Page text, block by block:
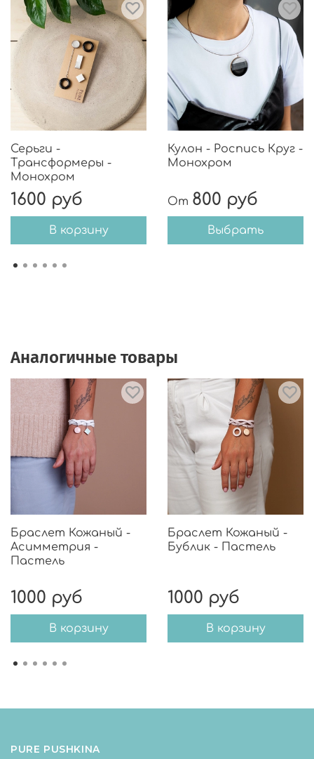
Серьги -
Трансформеры -
Монохром
1600 руб
В корзину
Кулон - Роспись Круг -
Монохром
От 800 руб
Выбрать
Аналогичные товары
Браслет Кожаный -
Асимметрия -
Пастель
1000 руб
В корзину
Браслет Кожаный -
Бублик - Пастель
1000 руб
В корзину
PURE PUSHKINA